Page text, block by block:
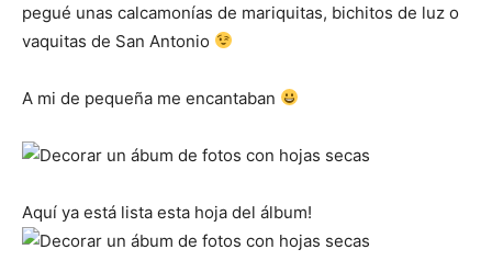
pegué unas calcamonías de mariquitas, bichitos de luz o
vaquitas de San Antonio
A mi de pequeña me encantaban
Aquí ya está lista esta hoja del álbum!